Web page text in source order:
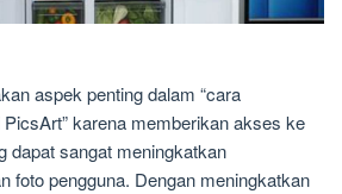
aspek penting dalam “cara
karena memberikan akses ke
dapat sangat meningkatkan
foto pengguna. Dengan meningkatkan